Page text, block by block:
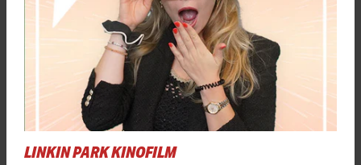
LINKIN PARK KINOFILM